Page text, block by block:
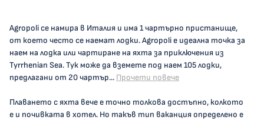
Agropoli се намира в Италия и има 1 чартърно пристанище,
от което често се наемат лодки. Agropoli е идеална точка за
наем на лодка или чартиране на яхта за приключения из
Tyrrhenian Sea. Тук може да вземете под наем 105 лодки,
предлагани от 20 чартър... Прочети повече
Плаването с яхта вече е точно толкова достъпно, колкото
е и почивката в хотел. Но такъв тип ваканция определено е